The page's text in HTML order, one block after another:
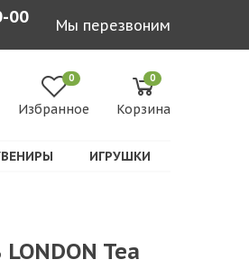
00 Мы перезвоним
0
Избранное
0
Корзина
ИГРУШКИ
Tea